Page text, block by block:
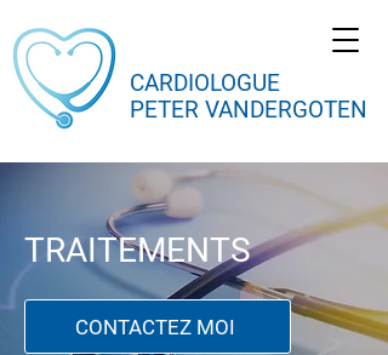
CARDIOLOGUE
PETER VANDERGOTEN
TRAITEMENTS
CONTACTEZ MOI